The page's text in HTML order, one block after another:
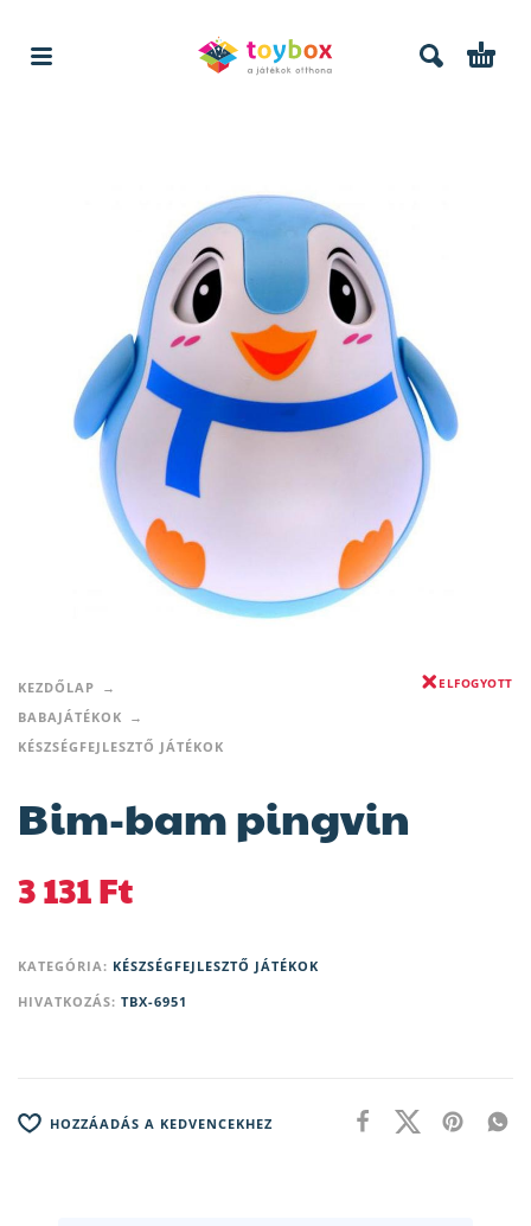
KEZDŐLAP
BABAJÁTÉKOK
KÉSZSÉGFEJLESZTŐ JÁTÉKOK
ELFOGYOTT
Bim-bam pingvin
3 131Ft
KATEGÓRIA: KÉSZSÉGFEJLESZTŐ JÁTÉKOK
HIVATKOZÁS: TBX-6951
HOZZÁADÁS A KEDVENCEKHEZ